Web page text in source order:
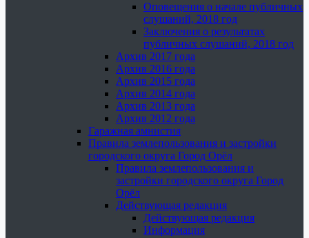
Оповещения о начале публичных
слушаний, 2018 год
Заключения о результатах
публичных слушаний, 2018 год
Архив 2017 года
Архив 2016 года
Архив 2015 года
Архив 2014 года
Архив 2013 года
Архив 2012 года
Гаражная амнистия
Правила землепользования и застройки
городского округа Город Орёл
Правила землепользования и
застройки городского округа Город
Орёл
Действующая редакция
Действующая редакция
Информация